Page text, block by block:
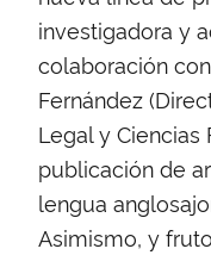
investigadora y
colaboración
Fernández
Legal y Ciencias
publicación de
lengua
Asimismo, y